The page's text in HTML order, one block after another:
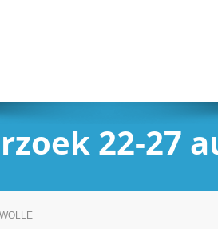
22-27